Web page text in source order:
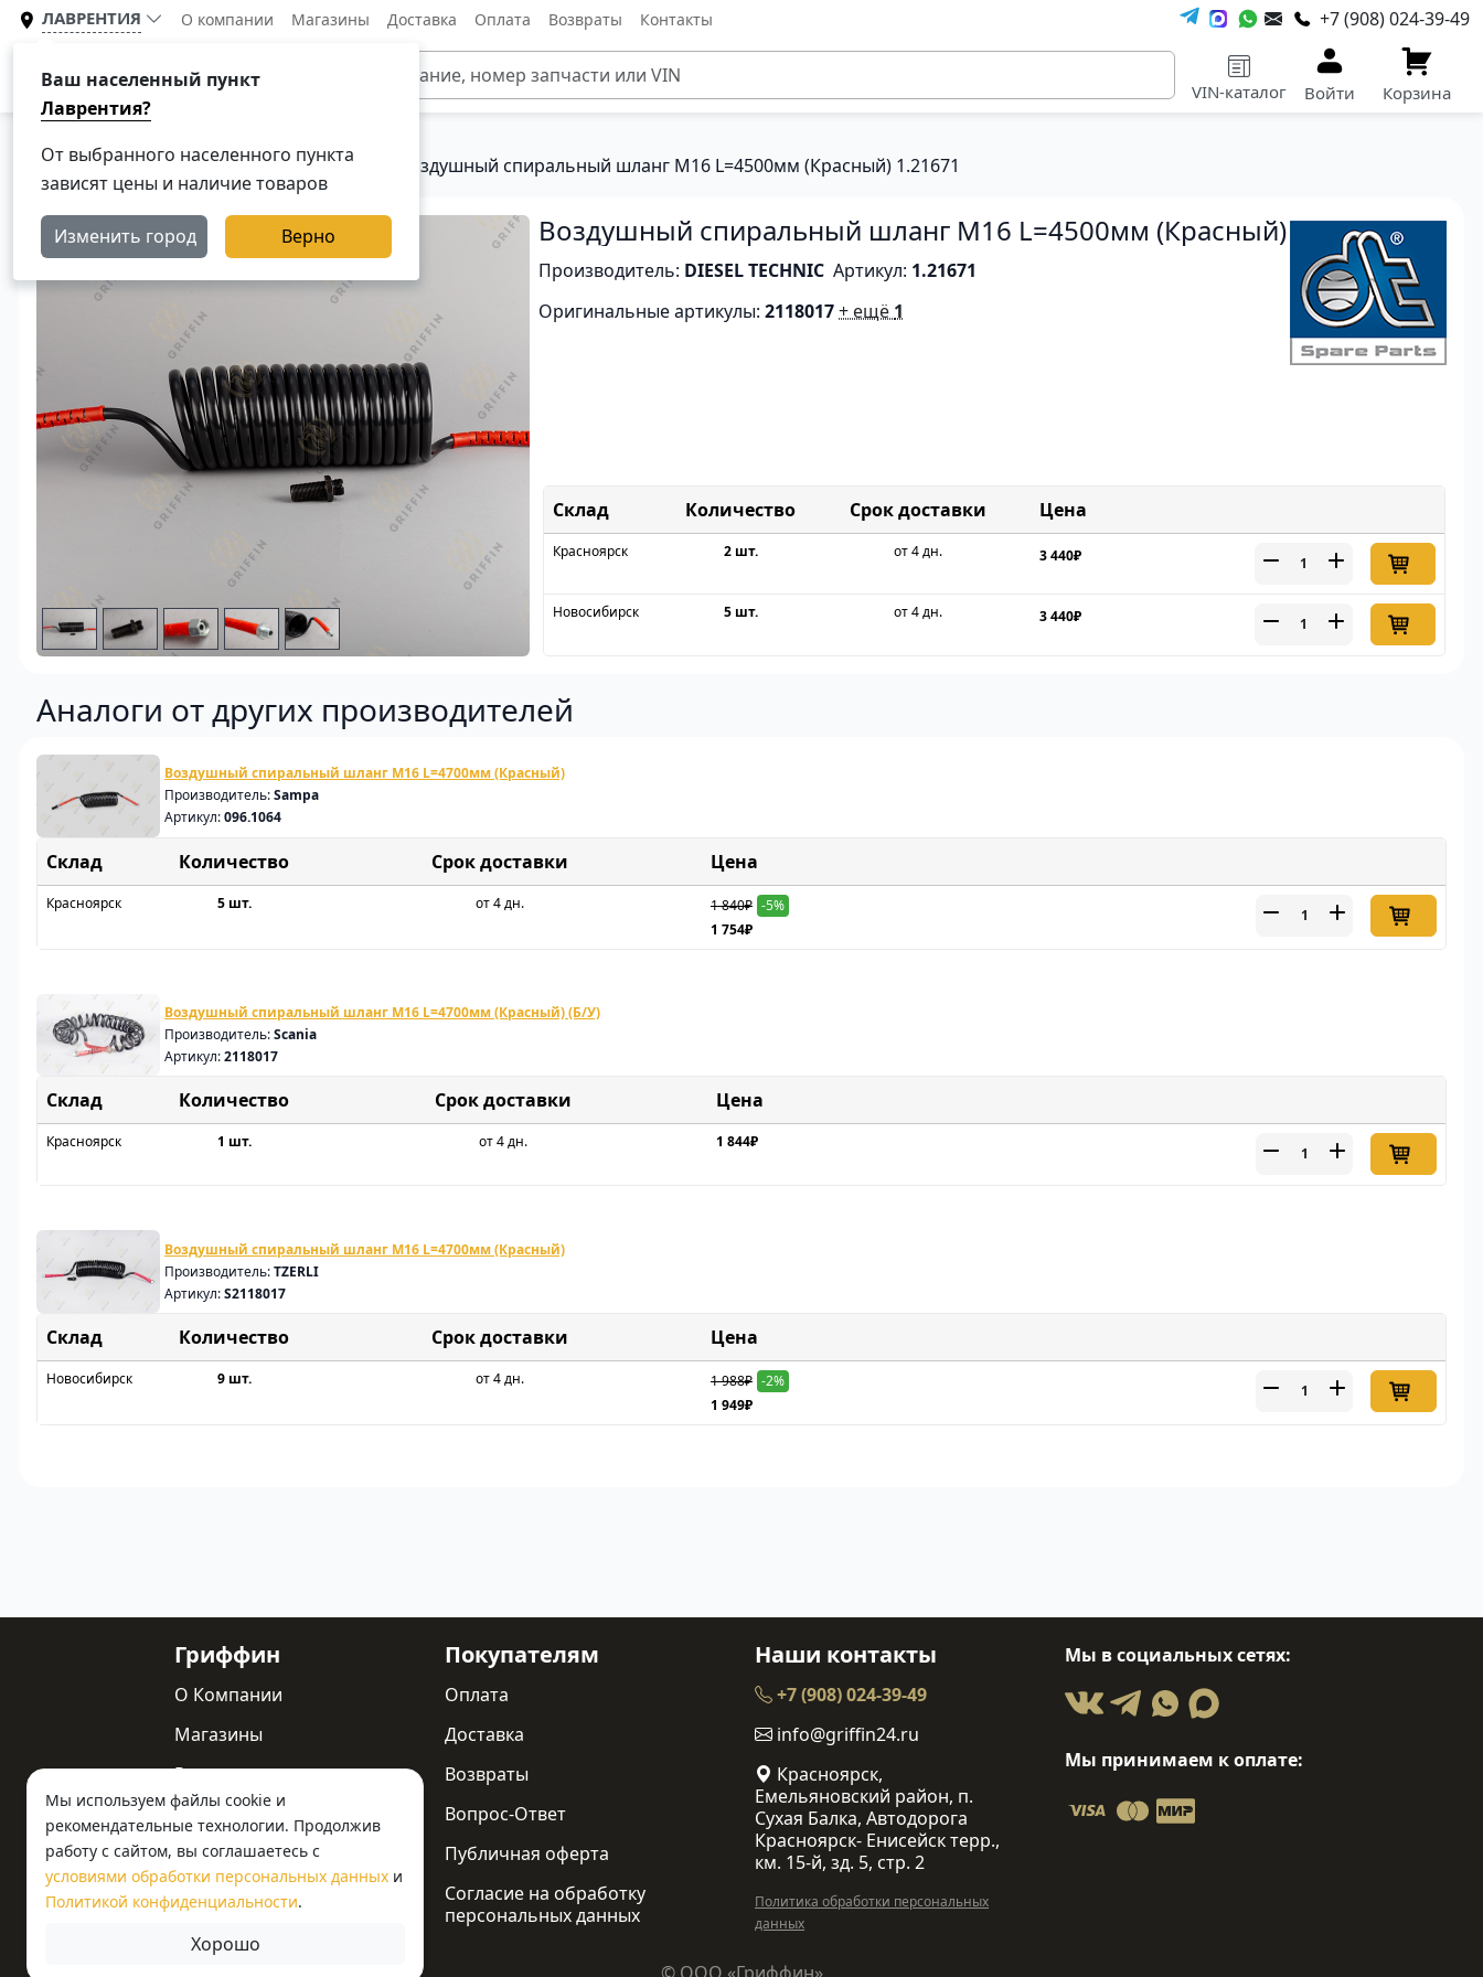
ЛАВРЕНТИЯ
Ваш населенный пункт
Лаврентия?
От выбранного населенного пункта
зависят цены и наличие товаров
Изменить город Верно
О компании Магазины Доставка Оплата Возвраты Контакты +7 (908) 024-39-49
Каталог
VIN-каталог Войти Корзина
Главная Каталог Тормозная система Воздушный спиральный шланг M16 L=4500мм (Красный) 1.21671
Воздушный спиральный шланг M16 L=4500мм (Красный)
Производитель: DIESEL TECHNIC Артикул: 1.21671
Оригинальные артикулы:2118017+ ещё 1
Склад Срок доставки Цена
Красноярск 2 шт. от 4 дн. 3 440₽
Новосибирск 5 шт. от 4 дн. 3 440₽
Аналоги от других производителей
Воздушный спиральный шланг M16 L=4700мм (Красный)
Производитель:Sampa
Артикул:096.1064
Склад Срок доставки Цена
Красноярск 5 шт. от 4 дн. 1 840₽ -5%
1 754₽
Воздушный спиральный шланг M16 L=4700мм (Красный) (Б/У)
Производитель:Scania
Артикул:2118017
Склад Срок доставки Цена
Красноярск 1 шт. от 4 дн. 1 844₽
Воздушный спиральный шланг M16 L=4700мм (Красный)
Производитель:TZERLI
Артикул:S2118017
Склад Срок доставки Цена
Новосибирск 9 шт. от 4 дн. 1 988₽ -2%
1 949₽
Мы используем файлы cookie и
рекомендательные технологии. Продолжив
работу с сайтом, вы соглашаетесь с
условиями обработки персональных данных и
Политикой конфиденциальности.
Хорошо
Гриффин
О Компании
Магазины
Реквизиты
Статьи
Новости
Контакты
Покупателям
Оплата
Доставка
Возвраты
Вопрос-Ответ
Публичная оферта
Согласие на обработку
персональных данных
Наши контакты
+7 (908) 024-39-49
info@griffin24.ru
Красноярск,
Емельяновский район, п.
Сухая Балка, Автодорога
Красноярск- Енисейск терр.,
км. 15-й, зд. 5, стр. 2
Политика обработки персональных
данных
Мы в социальных сетях:
Мы принимаем к оплате: